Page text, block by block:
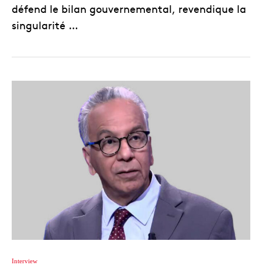
défend le bilan gouvernemental, revendique la
singularité …
Interview